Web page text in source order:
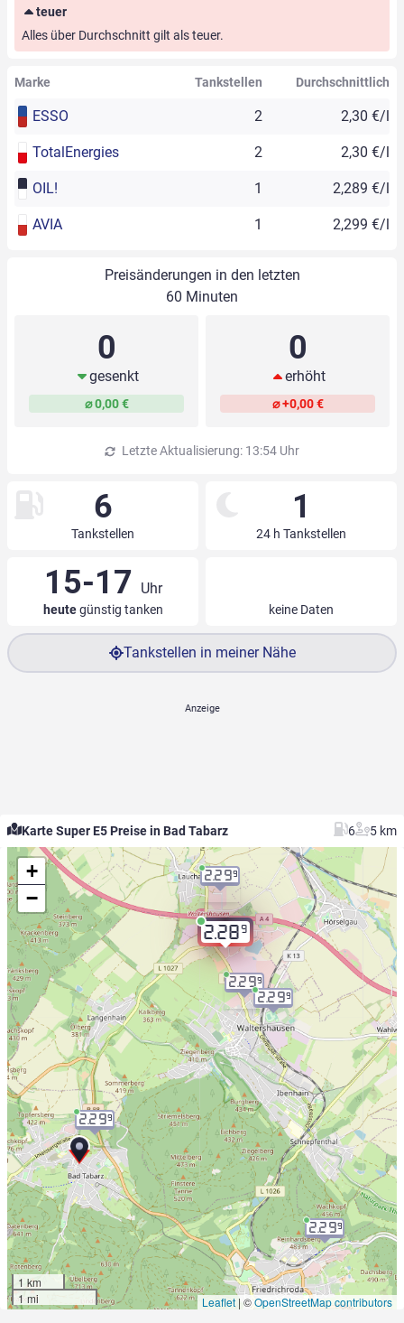
teuer
Alles über Durchschnitt gilt als teuer.
Marke Tankstellen Durchschnittlich
ESSO 2 2,30 €/l
TotalEnergies 2 2,30 €/l
OIL! 1 2,289 €/l
AVIA 1 2,299 €/l
Preisänderungen in den letzten
60 Minuten
0
gesenkt
⌀ 0,00 €
0
erhöht
⌀ +0,00 €
Letzte Aktualisierung: 13:54 Uhr
6
Tankstellen
1
24 h Tankstellen
15-17 Uhr
heutegünstig tanken keine Daten
Tankstellen in meiner Nähe
Karte Super E5 Preise in Bad Tabarz 6 5 km
2.289
2.299
2.299
2.299
2.299
2.299
+
−
1 km
1 mi
Leaflet | ©OpenStreetMap contributors